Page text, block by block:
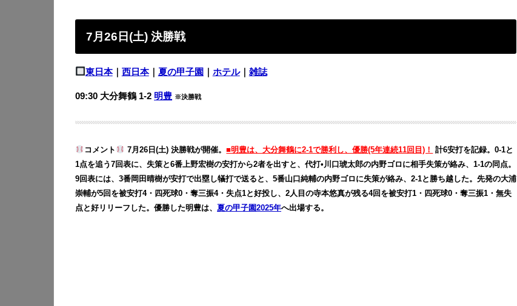
7月26日(土) 決勝戦
東日本｜ 西日本｜ 夏の甲子園 ホテル｜ 雑誌
09:30 大分舞鶴 1-2 明豊 ※決勝戦
コメント 7月26日(土) 決勝戦が開催。■明豊は、大分舞鶴に2-1で勝利し、優勝(5年連続11回目)！ 計6安打を記録。0-1と
1点を追う7回表に、失策と6番上野宏樹の安打から2者を出すと、代打•川口琥太郎の内野ゴロに相手失策が絡み、1-1の同点。
9回表には、3番岡田晴樹が安打で出塁し犠打で送ると、5番山口純輔の内野ゴロに失策が絡み、2-1と勝ち越した。先発の大浦
崇輔が5回を被安打4・四死球0・奪三振4・失点1と好投し、2人目の寺本悠真が残る4回を被安打1・四死球0・奪三振1・無失
点と好リリーフした。優勝した明豊は、 夏の甲子園2025年へ出場する。